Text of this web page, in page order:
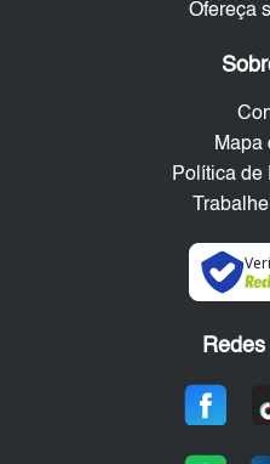
Ofereça
Mapa
Política de